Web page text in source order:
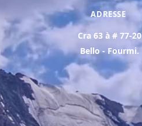
ADRESSE
Cra 63 à # 77-20
Bello - Fourmi.